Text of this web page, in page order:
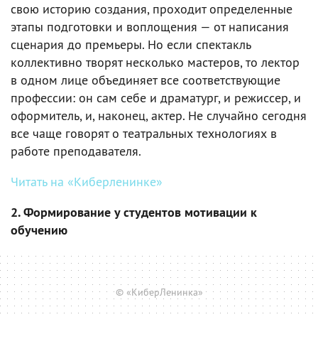
свою историю создания, проходит определенные
этапы подготовки и воплощения — от написания
сценария до премьеры. Но если спектакль
коллективно творят несколько мастеров, то лектор
в одном лице объединяет все соответствующие
профессии: он сам себе и драматург, и режиссер, и
оформитель, и, наконец, актер. Не случайно сегодня
все чаще говорят о театральных технологиях в
работе преподавателя.
Читать на «Киберленинке»
2. Формирование у студентов мотивации к
обучению
© «КиберЛенинка»